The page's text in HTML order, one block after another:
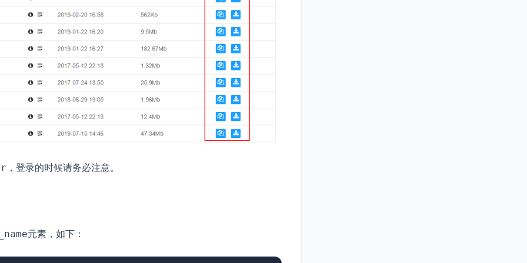
，登录的时候请务必注意。
元素，如下：